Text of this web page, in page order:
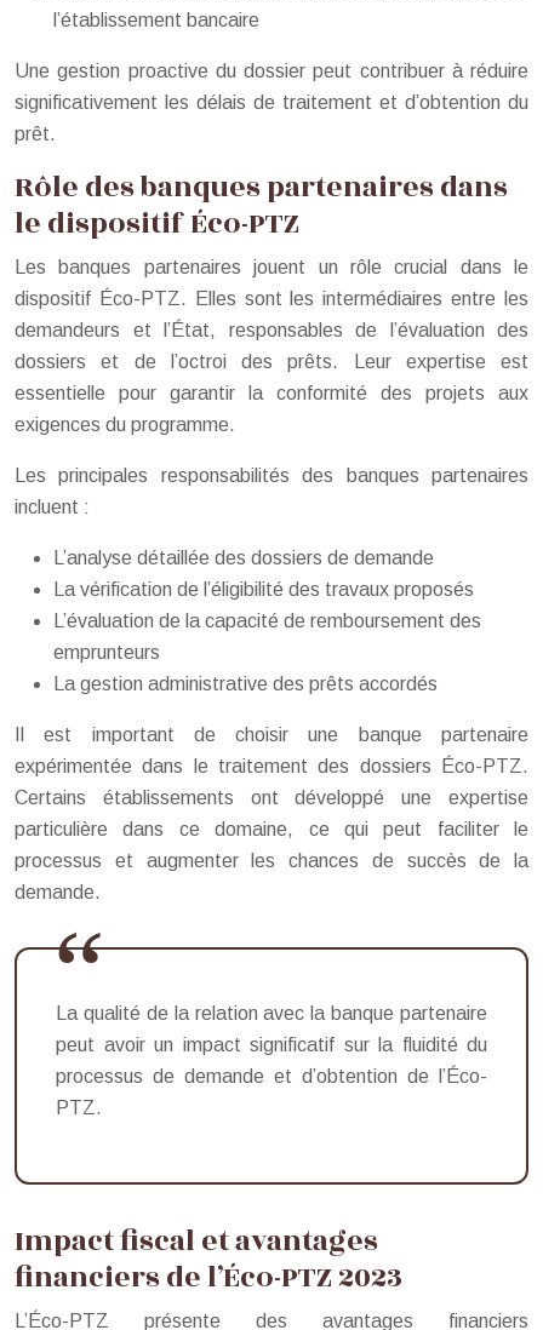
l’établissement bancaire
Une gestion proactive du dossier peut contribuer à réduire
significativement les délais de traitement et d’obtention du
prêt.
Rôle des banques partenaires dans
le dispositif Éco-PTZ
Les banques partenaires jouent un rôle crucial dans le
dispositif Éco-PTZ. Elles sont les intermédiaires entre les
demandeurs et l’État, responsables de l’évaluation des
dossiers et de l’octroi des prêts. Leur expertise est
essentielle pour garantir la conformité des projets aux
exigences du programme.
Les principales responsabilités des banques partenaires
incluent :
L’analyse détaillée des dossiers de demande
La vérification de l’éligibilité des travaux proposés
L’évaluation de la capacité de remboursement des
emprunteurs
La gestion administrative des prêts accordés
Il est important de choisir une banque partenaire
expérimentée dans le traitement des dossiers Éco-PTZ.
Certains établissements ont développé une expertise
particulière dans ce domaine, ce qui peut faciliter le
processus et augmenter les chances de succès de la
demande.
La qualité de la relation avec la banque partenaire
peut avoir un impact significatif sur la fluidité du
processus de demande et d’obtention de l’Éco-
PTZ.
Impact fiscal et avantages
financiers de l’Éco-PTZ 2023
L’Éco-PTZ présente des avantages financiers